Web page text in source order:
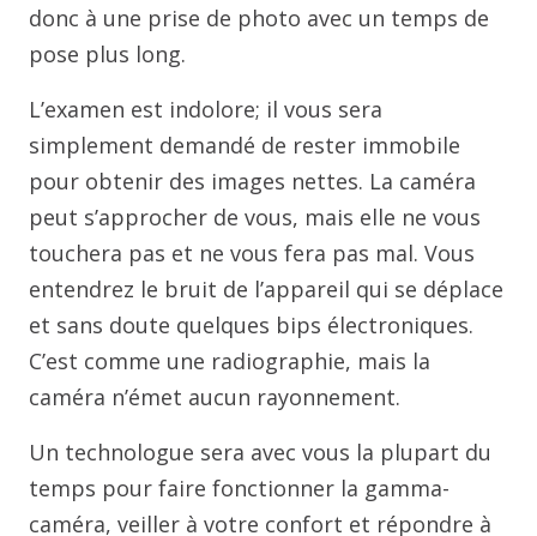
donc à une prise de photo avec un temps de
pose plus long.
L’examen est indolore; il vous sera
simplement demandé de rester immobile
pour obtenir des images nettes. La caméra
peut s’approcher de vous, mais elle ne vous
touchera pas et ne vous fera pas mal. Vous
entendrez le bruit de l’appareil qui se déplace
et sans doute quelques bips électroniques.
C’est comme une radiographie, mais la
caméra n’émet aucun rayonnement.
Un technologue sera avec vous la plupart du
temps pour faire fonctionner la gamma-
caméra, veiller à votre confort et répondre à